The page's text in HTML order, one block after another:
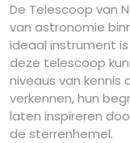
De Telescoop van
van astronomie
ideaal instrument
deze telescoop
niveaus van kennis
verkennen, hun
laten inspireren
de sterrenhemel.